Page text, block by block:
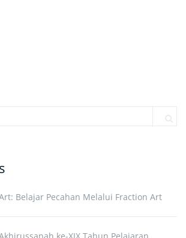
Belajar Pecahan Melalui Fraction Art
ke-XIX Tahun Pelajaran